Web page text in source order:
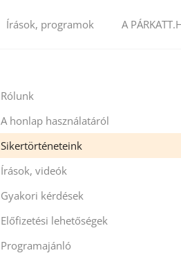
Írások, programok A
Rólunk
A honlap használatáról
Sikertörténeteink
Írások, videók
Gyakori kérdések
Előfizetési lehetőségek
Programajánló